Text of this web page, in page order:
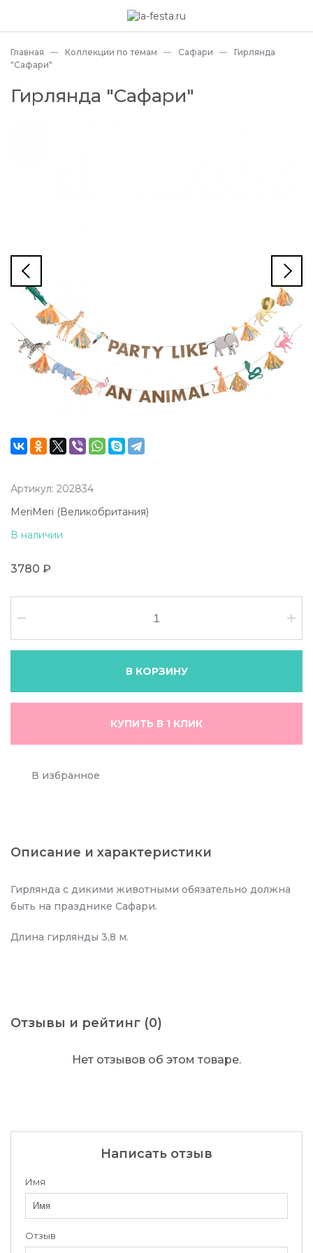
Главная Коллекции по темам Сафари
Гирлянда
"Сафари"
Гирлянда "Сафари"
Артикул: 202834
MeriMeri (Великобритания)
В наличии
3780 ₽
В КОРЗИНУ
КУПИТЬ В 1 КЛИК
В избранное
Описание и характеристики
Гирлянда с дикими животными обязательно должна
быть на празднике Сафари.
Длина гирлянды 3,8 м.
Отзывы и рейтинг (0)
Нет отзывов об этом товаре.
Написать отзыв
Имя
Отзыв